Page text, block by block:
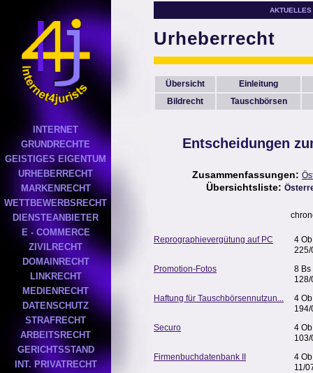
INTERNET
GRUNDRECHTE
GEISTIGES EIGENTUM
URHEBERRECHT
MARKENRECHT
WETTBEWERBSRECHT
DIENSTEANBIETER
E - COMMERCE
ZIVILRECHT
DOMAINRECHT
LINKRECHT
MEDIENRECHT
DATENSCHUTZ
STRAFRECHT
ARBEITSRECHT
GERICHTSSTAND
INT. PRIVATRECHT
AKTUELLES
Urheberrecht
Übersicht
Einleitung
Bildrecht
Tauschbörsen
Entscheidungen
Zusammenfassungen:
Übersichtsliste:
Reprographievergütung auf PC
4 Ob
225/
Promotion-Fotos
8 Bs
128/
Haftung für Tauschbörsennutzun...
4 Ob
194/
Securo
4 Ob
103/
Firmenbuchdatenbank II
4 Ob
11/